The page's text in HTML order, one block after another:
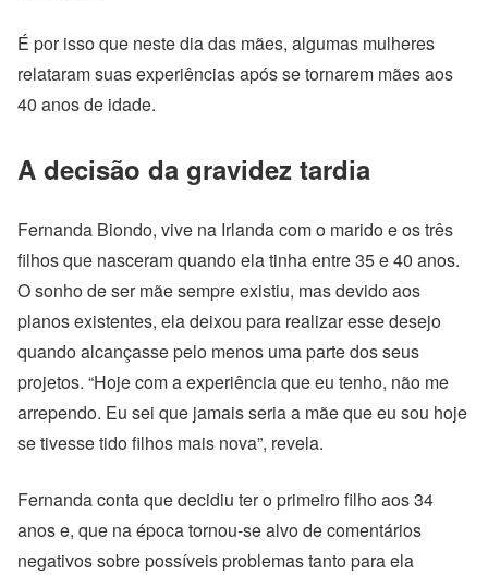
É por isso que neste dia das mães, algumas mulheres
relataram suas experiências após se tornarem mães aos
40 anos de idade.
A decisão da gravidez tardia
Fernanda Biondo, vive na Irlanda com o marido e os três
filhos que nasceram quando ela tinha entre 35 e 40 anos.
O sonho de ser mãe sempre existiu, mas devido aos
planos existentes, ela deixou para realizar esse desejo
quando alcançasse pelo menos uma parte dos seus
projetos. “Hoje com a experiência que eu tenho, não me
arrependo. Eu sei que jamais seria a mãe que eu sou hoje
se tivesse tido filhos mais nova”, revela.
Fernanda conta que decidiu ter o primeiro filho aos 34
anos e, que na época tornou-se alvo de comentários
negativos sobre possíveis problemas tanto para ela